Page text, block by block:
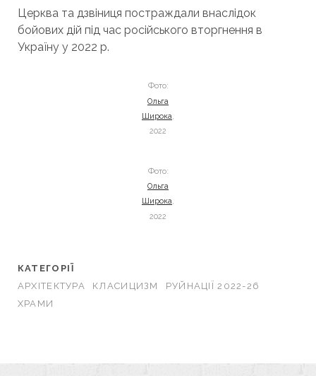
Церква та дзвіниця постраждали внаслідок
бойових дій під час російського вторгнення в
Україну у 2022 р.
Фото:
Ольга
Широка,
2022
Фото:
Ольга
Широка,
2022
КАТЕГОРІЇ
АРХІТЕКТУРА
КЛАСИЦИЗМ
РУЙНАЦІЇ 2022-26
ХРАМИ